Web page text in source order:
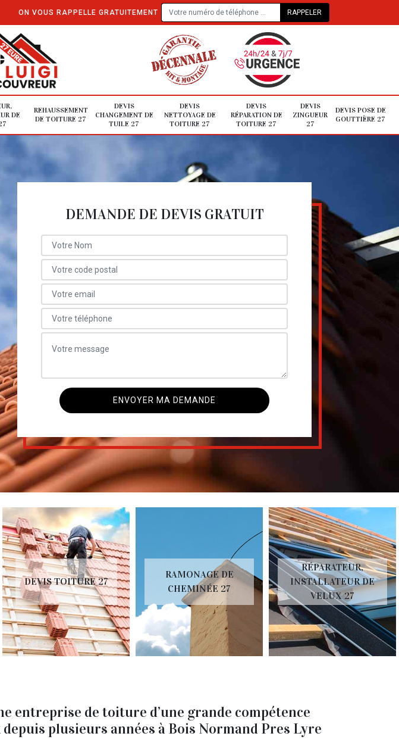
ON VOUS RAPPELLE GRATUITEMENT
DE
REHAUSSEMENT
DE TOITURE 27
DEVIS
CHANGEMENT DE
TUILE 27
DEVIS
NETTOYAGE DE
TOITURE 27
DEVIS
RÉPARATION DE
TOITURE 27
DEVIS
ZINGUEUR
27
DEVIS POSE DE
GOUTTIÈRE 27
DEMANDE DE DEVIS GRATUIT
DEVIS TOITURE 27
RAMONAGE DE
CHEMINÉE 27
RÉPARATEUR,
INSTALLATEUR DE
VELUX 27
entreprise de toiture d’une grande compétence
plusieurs années à Bois Normand Pres Lyre